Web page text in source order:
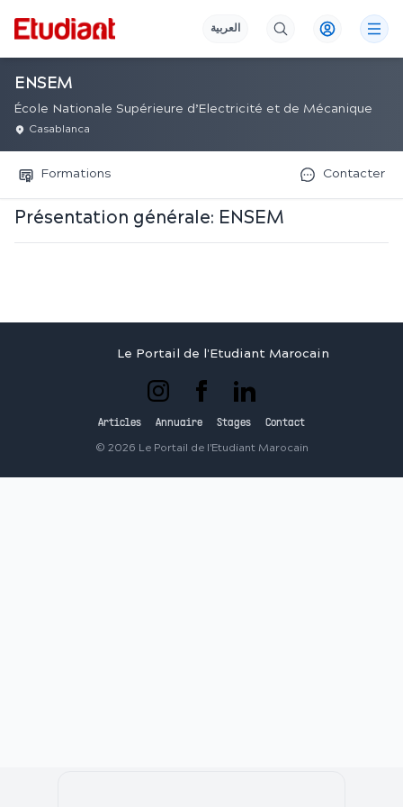
العربية
ENSEM
École Nationale Supérieure d’Electricité et de Mécanique
Casablanca
Formations Contacter
Présentation générale: ENSEM
Le Portail de l'Etudiant Marocain
Articles Annuaire Stages Contact
© 2026 Le Portail de l'Etudiant Marocain